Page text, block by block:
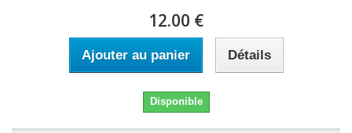
12.00 €
Ajouter au panier Détails
Disponible